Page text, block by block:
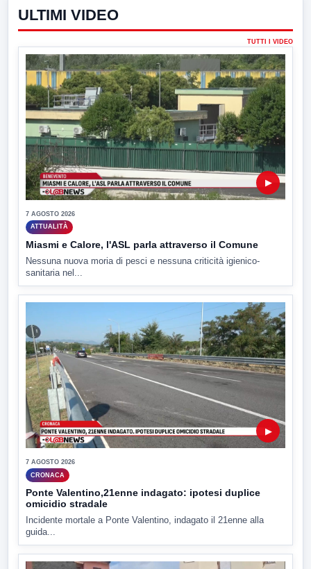
ULTIMI VIDEO
TUTTI I VIDEO
▶
7 AGOSTO 2026
ATTUALITÀ
Miasmi e Calore, l'ASL parla attraverso il Comune
Nessuna nuova moria di pesci e nessuna criticità igienico-
sanitaria nel...
▶
7 AGOSTO 2026
CRONACA
Ponte Valentino,21enne indagato: ipotesi duplice
omicidio stradale
Incidente mortale a Ponte Valentino, indagato il 21enne alla
guida...